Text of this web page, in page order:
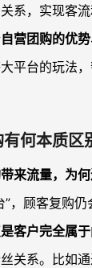
系，实现客
自营团购的优
平台的玩法
何本质区
来流量，为
，顾客复购
客户完全属
关系。比如通